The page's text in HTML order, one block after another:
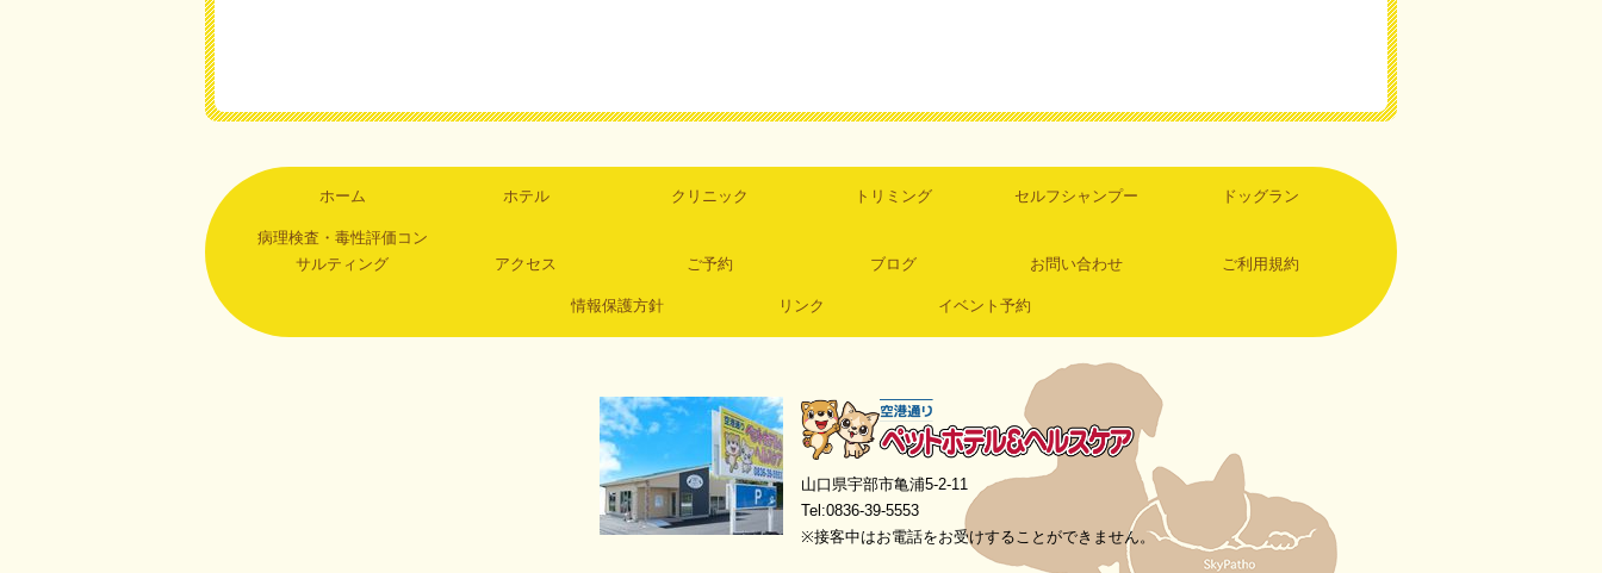
ホーム ホテル クリニック トリミング セルフシャンプー ドッグラン
病理検査・毒性評価コン
サルティング
アクセス ご予約 ブログ お問い合わせ ご利用規約
情報保護方針 リンク イベント予約
空港通りペットホテル＆ヘルスケア
山口県宇部市亀浦5-2-11
Tel:0836-39-5553
※接客中はお電話をお受けすることができません。